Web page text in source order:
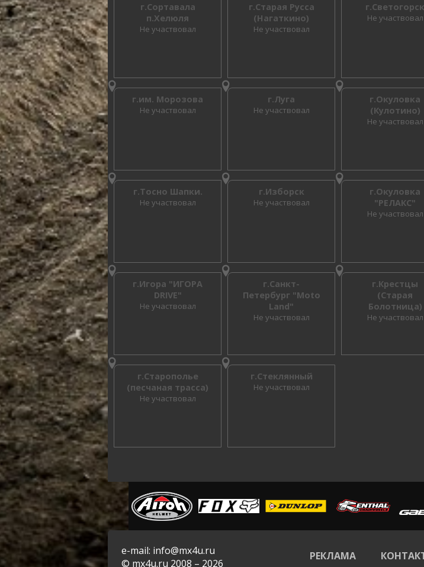
г.Сортавала
п.Хелюля
Не участвовал
г.Старая Русса
(Нагаткино)
Не участвовал
г.Светогорск
Не участвовал
г.им. Морозова
Не участвовал
г.Луга
Не участвовал
г.Окуловка
(Кулотино)
Не участвовал
г.Тосно Шапки.
Не участвовал
г.Изборск
Не участвовал
г.Окуловка
"РЕЛАКС"
Не участвовал
г.Игора "ИГОРА
DRIVE"
Не участвовал
г.Санкт-
Петербург "Moto
Land"
Не участвовал
г.Крестцы
(Старая
Болотница)
Не участвовал
г.Старополье
(песчаная трасса)
Не участвовал
г.Стеклянный
Не участвовал
e-mail: info@mx4u.ru
© mx4u.ru 2008 – 2026
РЕКЛАМА